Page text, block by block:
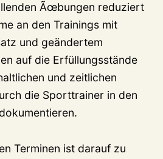
Ãœbungen reduziert
an den Trainings mit
und geändertem
auf die Erfüllungsstände
und zeitlichen
die Sporttrainer in den
Terminen ist darauf zu